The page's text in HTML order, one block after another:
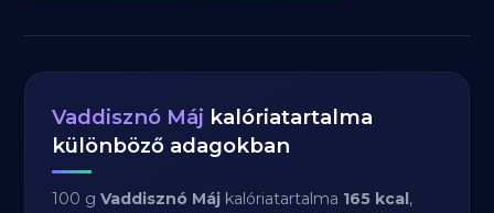
Vaddisznó Máj kalóriatartalma
különböző adagokban
100 gVaddisznó Máj kalóriatartalma 165 kcal,